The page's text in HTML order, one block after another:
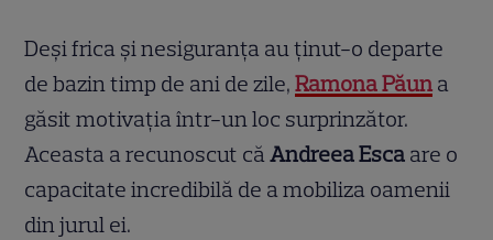
Deși frica și nesiguranța au ținut-o departe
de bazin timp de ani de zile,Ramona Păun a
găsit motivația într-un loc surprinzător.
Aceasta a recunoscut căAndreea Esca are o
capacitate incredibilă de a mobiliza oamenii
din jurul ei.